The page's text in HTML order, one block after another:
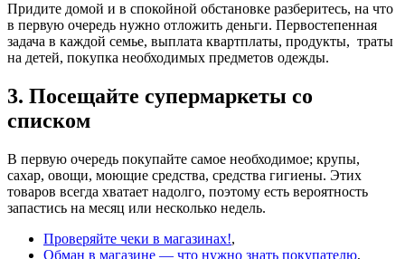
Придите домой и в спокойной обстановке разберитесь, на что
в первую очередь нужно отложить деньги. Первостепенная
задача в каждой семье, выплата квартплаты, продукты, траты
на детей, покупка необходимых предметов одежды.
3. Посещайте супермаркеты со
списком
В первую очередь покупайте самое необходимое; крупы,
сахар, овощи, моющие средства, средства гигиены. Этих
товаров всегда хватает надолго, поэтому есть вероятность
запастись на месяц или несколько недель.
Проверяйте чеки в магазинах!,
Обман в магазине — что нужно знать покупателю,